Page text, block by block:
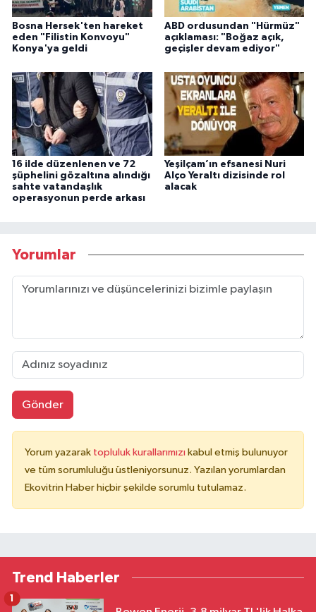
Bosna Hersek'ten hareket
eden "Filistin Konvoyu"
Konya'ya geldi
ABD ordusundan "Hürmüz"
açıklaması: "Boğaz açık,
geçişler devam ediyor"
16 ilde düzenlenen ve 72
şüphelini gözaltına alındığı
sahte vatandaşlık
operasyonun perde arkası
Yeşilçam’ın efsanesi Nuri
Alço Yeraltı dizisinde rol
alacak
Yorumlar
Gönder
Yorum yazarak topluluk kurallarımızı kabul etmiş bulunuyor
ve tüm sorumluluğu üstleniyorsunuz. Yazılan yorumlardan
Ekovitrin Haber hiçbir şekilde sorumlu tutulamaz.
Trend Haberler
1